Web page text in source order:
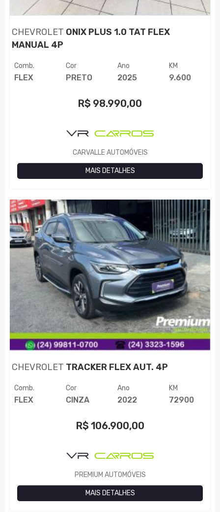
CHEVROLET ONIX PLUS 1.0 TAT FLEX
MANUAL 4P
Comb.
FLEX
Cor
PRETO
Ano
2025
KM
9.600
R$ 98.990,00
CARVALLE AUTOMÓVEIS
MAIS DETALHES
CHEVROLET TRACKER FLEX AUT. 4P
Comb.
FLEX
Cor
CINZA
Ano
2022
KM
72900
R$ 106.900,00
PREMIUM AUTOMÓVEIS
MAIS DETALHES